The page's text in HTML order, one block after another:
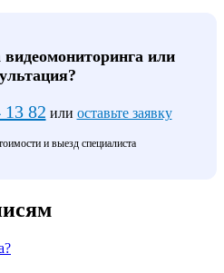
или
13 82 или оставьте заявку
и выезд специалиста